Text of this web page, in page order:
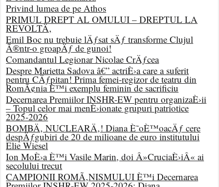
Privind lumea de pe Athos
PRIMUL DREPT AL OMULUI – DREPTUL LA
REVOLTÄ‚
Emil Boc nu trebuie lÄƒsat sÄƒ transforme Clujul
Ã®ntr-o groapÄƒ de gunoi!
Comandantul Legionar Nicolae CrÄƒcea
Despre Marietta Sadova â€” actriÈ›a care a suferit
pentru CÄƒpitan! Prima femei-regizor de teatru din
RomÃ¢nia È™i exemplu feminin de sacrificiu
Decernarea Premiilor INSHR-EW pentru organizaÈ›ii
– Topul celor mai menÈ›ionate grupuri patriotice
2025-2026
BOMBÄ‚ NUCLEARÄ‚! Diana È˜oÈ™oacÄƒ cere
despÄƒgubiri de 20 de milioane de euro institutului
Elie Wiesel
Ion MoÈ›a È™i Vasile Marin, doi Â»CruciaÈ›iÂ« ai
secolului trecut
CAMPIONII ROMÃ‚NISMULUI È™i Decernarea